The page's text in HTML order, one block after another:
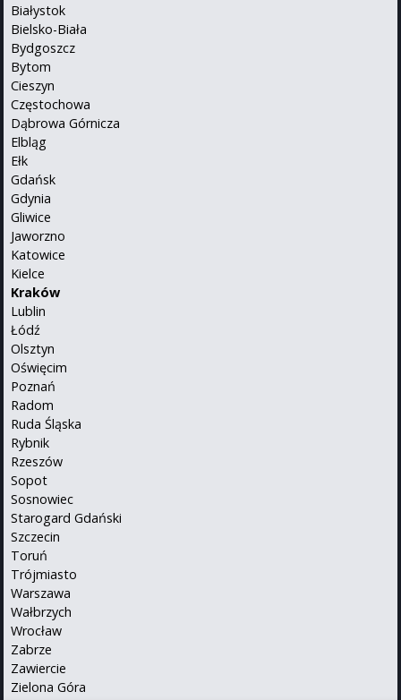
Białystok
Bielsko-Biała
Bydgoszcz
Bytom
Cieszyn
Częstochowa
Dąbrowa Górnicza
Elbląg
Ełk
Gdańsk
Gdynia
Gliwice
Jaworzno
Katowice
Kielce
Kraków
Lublin
Łódź
Olsztyn
Oświęcim
Poznań
Radom
Ruda Śląska
Rybnik
Rzeszów
Sopot
Sosnowiec
Starogard Gdański
Szczecin
Toruń
Trójmiasto
Warszawa
Wałbrzych
Wrocław
Zabrze
Zawiercie
Zielona Góra